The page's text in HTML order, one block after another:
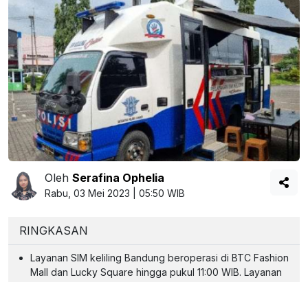
Oleh Serafina Ophelia
Rabu, 03 Mei 2023 | 05:50 WIB
RINGKASAN
Layanan SIM keliling Bandung beroperasi di BTC Fashion
Mall dan Lucky Square hingga pukul 11:00 WIB. Layanan